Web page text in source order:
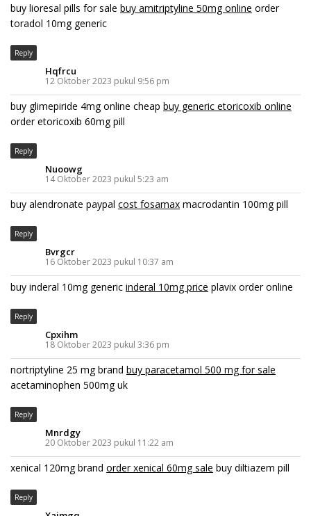
buy lioresal pills for sale buy amitriptyline 50mg online order
toradol 10mg generic
Reply
Hqfrcu
12 Oktober 2023 pukul 9:56 pm
buy glimepiride 4mg online cheap buy generic etoricoxib online
order etoricoxib 60mg pill
Reply
Nuoowg
14 Oktober 2023 pukul 5:23 am
buy alendronate paypal cost fosamax macrodantin 100mg pill
Reply
Bvrgcr
16 Oktober 2023 pukul 10:37 am
buy inderal 10mg generic inderal 10mg price plavix order online
Reply
Cpxihm
18 Oktober 2023 pukul 3:36 pm
nortriptyline 25 mg brand buy paracetamol 500 mg for sale
acetaminophen 500mg uk
Reply
Mnrdgy
20 Oktober 2023 pukul 11:22 am
xenical 120mg brand order xenical 60mg sale buy diltiazem pill
Reply